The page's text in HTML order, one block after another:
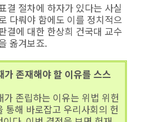
결 절차에 하자가 있다는 사실
다뤄야 함에도 이를 정치적으
결에 대한 한상희 건국대 교수
옮겨보죠.
가 존재해야 할 이유를 스스
존립하는 이유는 위법 위헌
통해 바로잡고 우리사회의 헌